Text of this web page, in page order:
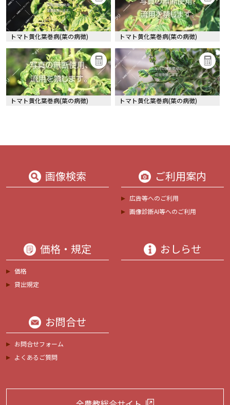
トマト黄化葉巻病(葉の病徴) トマト黄化葉巻病(葉の病徴)
トマト黄化葉巻病(葉の病徴) トマト黄化葉巻病(葉の病徴)
画像検索 ご利用案内
広告等へのご利用
画像診断AI等へのご利用
価格・規定
価格
貸出規定
おしらせ
お問合せ
お問合せフォーム
よくあるご質問